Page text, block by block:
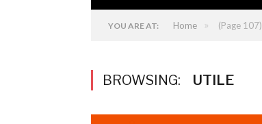
YOU ARE AT: Home » (Page 107)
BROWSING: UTILE